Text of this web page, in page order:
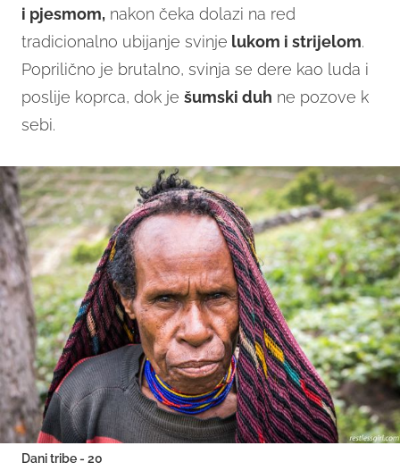
i pjesmom, nakon čeka dolazi na red
tradicionalno ubijanje svinje lukom i strijelom.
Poprilično je brutalno, svinja se dere kao luda i
poslije koprca, dok je šumski duh ne pozove k
sebi.
Dani tribe - 20